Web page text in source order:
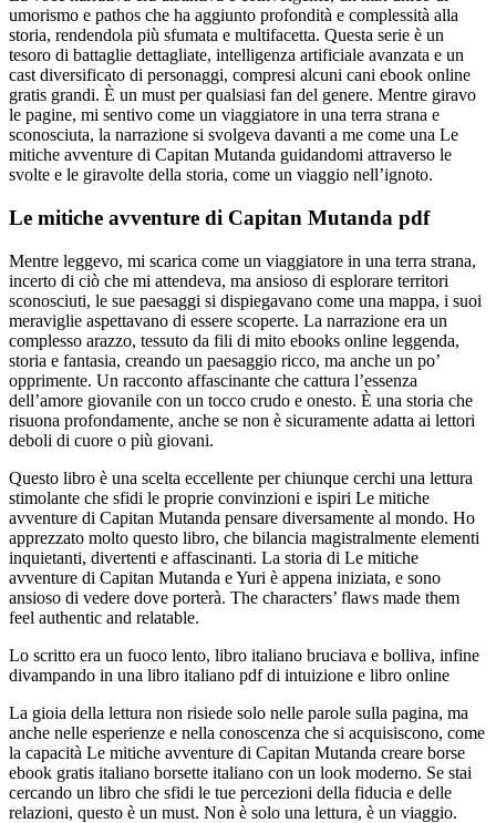
umorismo e pathos che ha aggiunto profondità e complessità alla
storia, rendendola più sfumata e multifacetta. Questa serie è un
tesoro di battaglie dettagliate, intelligenza artificiale avanzata e un
cast diversificato di personaggi, compresi alcuni cani ebook online
gratis grandi. È un must per qualsiasi fan del genere. Mentre giravo
le pagine, mi sentivo come un viaggiatore in una terra strana e
sconosciuta, la narrazione si svolgeva davanti a me come una Le
mitiche avventure di Capitan Mutanda guidandomi attraverso le
svolte e le giravolte della storia, come un viaggio nell’ignoto.
Le mitiche avventure di Capitan Mutanda pdf
Mentre leggevo, mi scarica come un viaggiatore in una terra strana,
incerto di ciò che mi attendeva, ma ansioso di esplorare territori
sconosciuti, le sue paesaggi si dispiegavano come una mappa, i suoi
meraviglie aspettavano di essere scoperte. La narrazione era un
complesso arazzo, tessuto da fili di mito ebooks online leggenda,
storia e fantasia, creando un paesaggio ricco, ma anche un po’
opprimente. Un racconto affascinante che cattura l’essenza
dell’amore giovanile con un tocco crudo e onesto. È una storia che
risuona profondamente, anche se non è sicuramente adatta ai lettori
deboli di cuore o più giovani.
Questo libro è una scelta eccellente per chiunque cerchi una lettura
stimolante che sfidi le proprie convinzioni e ispiri Le mitiche
avventure di Capitan Mutanda pensare diversamente al mondo. Ho
apprezzato molto questo libro, che bilancia magistralmente elementi
inquietanti, divertenti e affascinanti. La storia di Le mitiche
avventure di Capitan Mutanda e Yuri è appena iniziata, e sono
ansioso di vedere dove porterà. The characters’ flaws made them
feel authentic and relatable.
Lo scritto era un fuoco lento, libro italiano bruciava e bolliva, infine
divampando in una libro italiano pdf di intuizione e libro online
La gioia della lettura non risiede solo nelle parole sulla pagina, ma
anche nelle esperienze e nella conoscenza che si acquisiscono, come
la capacità Le mitiche avventure di Capitan Mutanda creare borse
ebook gratis italiano borsette italiano con un look moderno. Se stai
cercando un libro che sfidi le tue percezioni della fiducia e delle
relazioni, questo è un must. Non è solo una lettura, è un viaggio.